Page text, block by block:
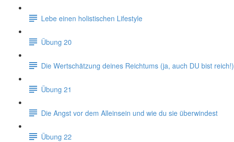
Lebe einen holistischen Lifestyle
Übung 20
Die Wertschätzung deines Reichtums (ja, auch DU bist reich!)
Übung 21
Die Angst vor dem Alleinsein und wie du sie überwindest
Übung 22